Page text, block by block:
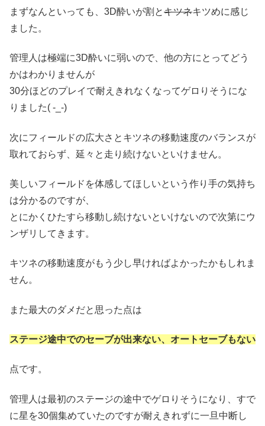
まずなんといっても、3D酔いが割とキツネキツめに感じ
ました。
管理人は極端に3D酔いに弱いので、他の方にとってどう
かはわかりませんが
30分ほどのプレイで耐えきれなくなってゲロりそうにな
りました( -_-)
次にフィールドの広大さとキツネの移動速度のバランスが
取れておらず、延々と走り続けないといけません。
美しいフィールドを体感してほしいという作り手の気持ち
は分かるのですが、
とにかくひたすら移動し続けないといけないので次第にウ
ンザリしてきます。
キツネの移動速度がもう少し早ければよかったかもしれま
せん。
また最大のダメだと思った点は
ステージ途中でのセーブが出来ない、オートセーブもない
点です。
管理人は最初のステージの途中でゲロりそうになり、すで
に星を30個集めていたのですが耐えきれずに一旦中断し